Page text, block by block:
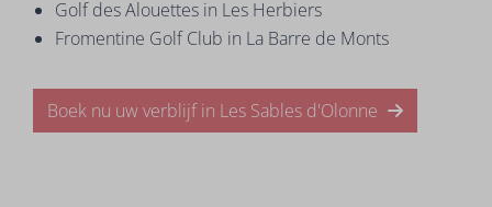
Golf des Alouettes in Les Herbiers
Fromentine Golf Club in La Barre de Monts
Boek nu uw verblijf in Les Sables d'Olonne